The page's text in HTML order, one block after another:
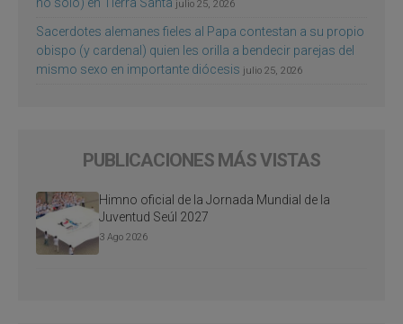
julio 25, 2026
Sacerdotes alemanes fieles al Papa contestan a su propio
obispo (y cardenal) quien les orilla a bendecir parejas del
mismo sexo en importante diócesis julio 25, 2026
PUBLICACIONES MÁS VISTAS
Himno oficial de la Jornada Mundial de la
Juventud Seúl 2027
3 Ago 2026